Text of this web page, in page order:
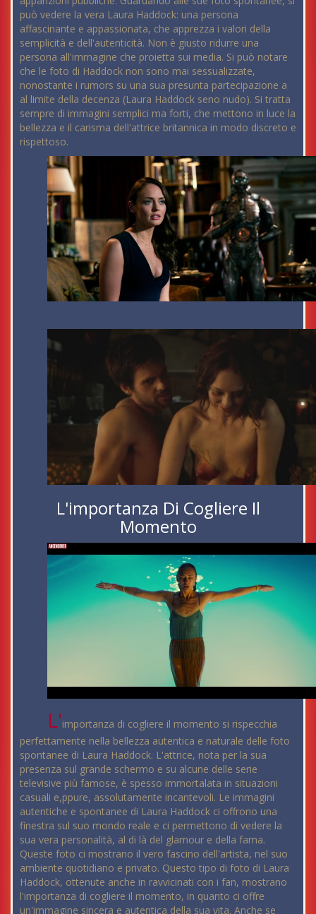
può vedere la vera Laura Haddock: una persona
affascinante e appassionata, che apprezza i valori della
semplicità e dell'autenticità. Non è giusto ridurre una
persona all'immagine che proietta sui media. Si può notare
che le foto di Haddock non sono mai sessualizzate,
nonostante i rumors su una sua presunta partecipazione a
al limite della decenza (Laura Haddock seno nudo). Si tratta
sempre di immagini semplici ma forti, che mettono in luce la
bellezza e il carisma dell'attrice britannica in modo discreto e
rispettoso.
L'importanza Di Cogliere Il
Momento
L'importanza di cogliere il momento si rispecchia
perfettamente nella bellezza autentica e naturale delle foto
spontanee di Laura Haddock. L'attrice, nota per la sua
presenza sul grande schermo e su alcune delle serie
televisive più famose, è spesso immortalata in situazioni
casuali e,ppure, assolutamente incantevoli. Le immagini
autentiche e spontanee di Laura Haddock ci offrono una
finestra sul suo mondo reale e ci permettono di vedere la
sua vera personalità, al di là del glamour e della fama.
Queste foto ci mostrano il vero fascino dell'artista, nel suo
ambiente quotidiano e privato. Questo tipo di foto di Laura
Haddock, ottenute anche in ravvicinati con i fan, mostrano
l'importanza di cogliere il momento, in quanto ci offre
un'immagine sincera e autentica della sua vita. Anche se